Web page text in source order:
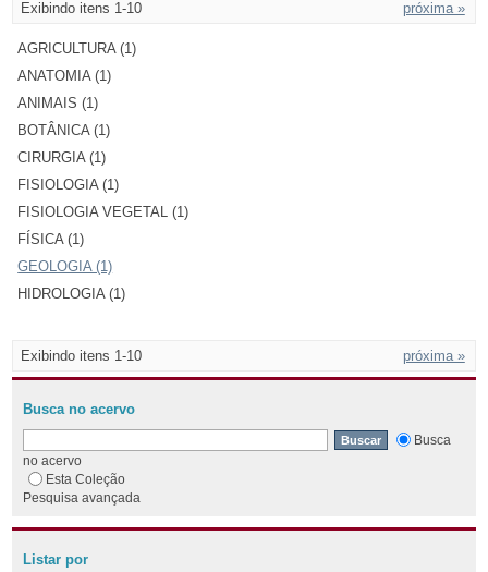
Exibindo itens 1-10 próxima »
AGRICULTURA (1)
ANATOMIA (1)
ANIMAIS (1)
BOTÂNICA (1)
CIRURGIA (1)
FISIOLOGIA (1)
FISIOLOGIA VEGETAL (1)
FÍSICA (1)
GEOLOGIA (1)
HIDROLOGIA (1)
Exibindo itens 1-10 próxima »
Busca no acervo
Busca
no acervo
Esta Coleção
Pesquisa avançada
Listar por